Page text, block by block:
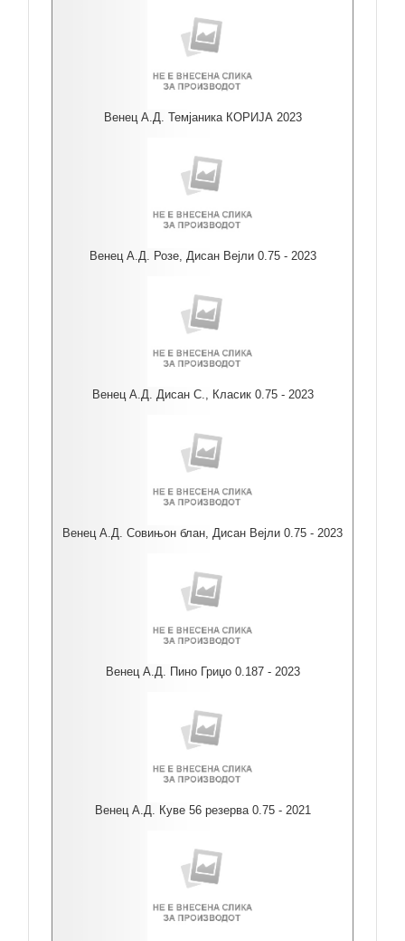
Венец А.Д. Темјаника КОРИЈА 2023
Венец А.Д. Розе, Дисан Вејли 0.75 - 2023
Венец А.Д. Дисан С., Класик 0.75 - 2023
Венец А.Д. Совињон блан, Дисан Вејли 0.75 - 2023
Венец А.Д. Пино Гриџо 0.187 - 2023
Венец А.Д. Куве 56 резерва 0.75 - 2021